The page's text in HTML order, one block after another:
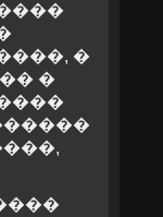
�
�